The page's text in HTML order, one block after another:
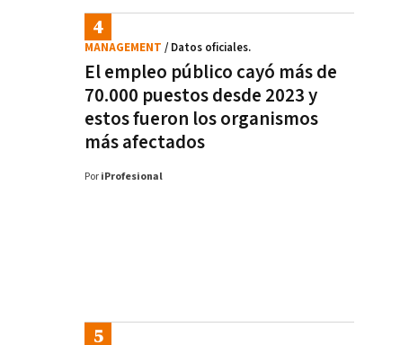
El empleo público cayó más de
70.000 puestos desde 2023 y
estos fueron los organismos
más afectados
MANAGEMENT / Datos oficiales.
Por iProfesional